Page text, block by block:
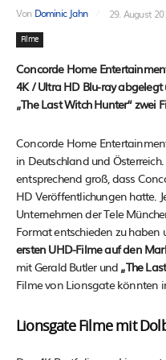
Von Dominic Jahn 29. August
Filme
Concorde Home
4K / Ultra HD Blu-ray
„The Last Witch Hunter“
Concorde Home
in Deutschland und
entsprechend groß, dass
HD Veröffentlichungen hatte.
Unternehmen der Tele
Format entschieden zu haben
ersten UHD-Filme auf den
mit Gerald Butler und „The
Filme von Lionsgate könnten
Lionsgate Filme mit